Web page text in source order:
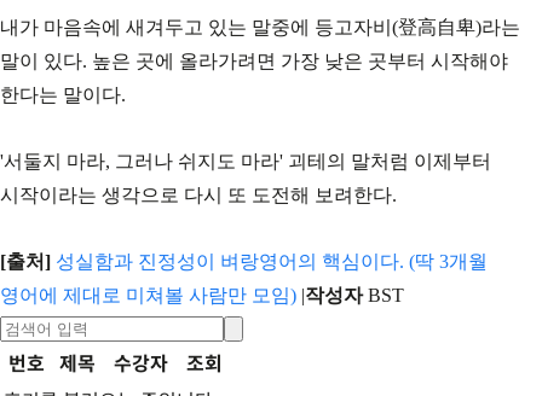
내가 마음속에 새겨두고 있는 말중에 등고자비(登高自卑)라는
말이 있다. 높은 곳에 올라가려면 가장 낮은 곳부터 시작해야
한다는 말이다.
'서둘지 마라, 그러나 쉬지도 마라' 괴테의 말처럼 이제부터
시작이라는 생각으로 다시 또 도전해 보려한다.
[출처] 성실함과 진정성이 벼랑영어의 핵심이다. (딱 3개월
영어에 제대로 미쳐볼 사람만 모임) |작성자BST
번호 제목 수강자
조회